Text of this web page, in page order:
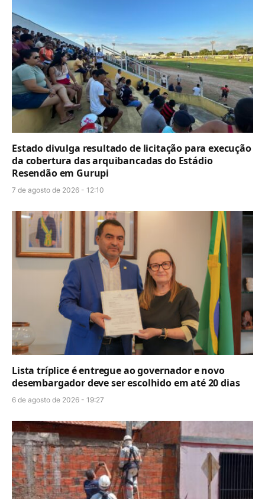
Estado divulga resultado de licitação para execução
da cobertura das arquibancadas do Estádio
Resendão em Gurupi
7 de agosto de 2026 - 12:10
Lista tríplice é entregue ao governador e novo
desembargador deve ser escolhido em até 20 dias
6 de agosto de 2026 - 19:27